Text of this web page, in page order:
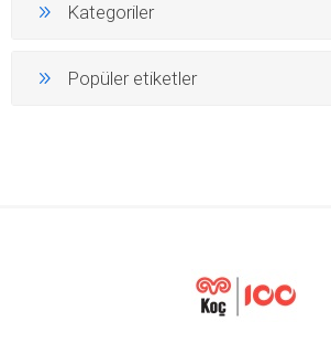
Kategoriler
Popüler etiketler